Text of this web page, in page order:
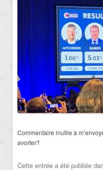
Commentaire inutile à
avorter?
Cette entrée a été publiée